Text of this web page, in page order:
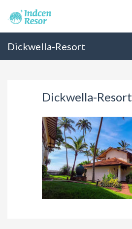
Dickwella-Resort
Dickwella-Resort